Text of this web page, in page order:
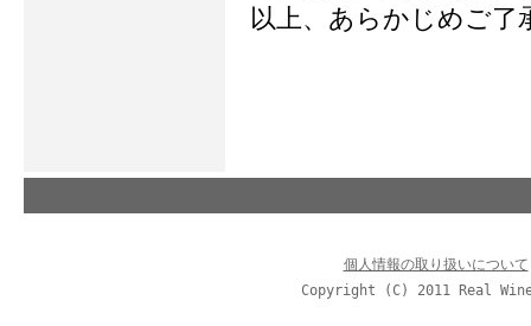
以上、あらかじめご了
個人情報の取り扱いについて
Copyright (C) 2011 Real